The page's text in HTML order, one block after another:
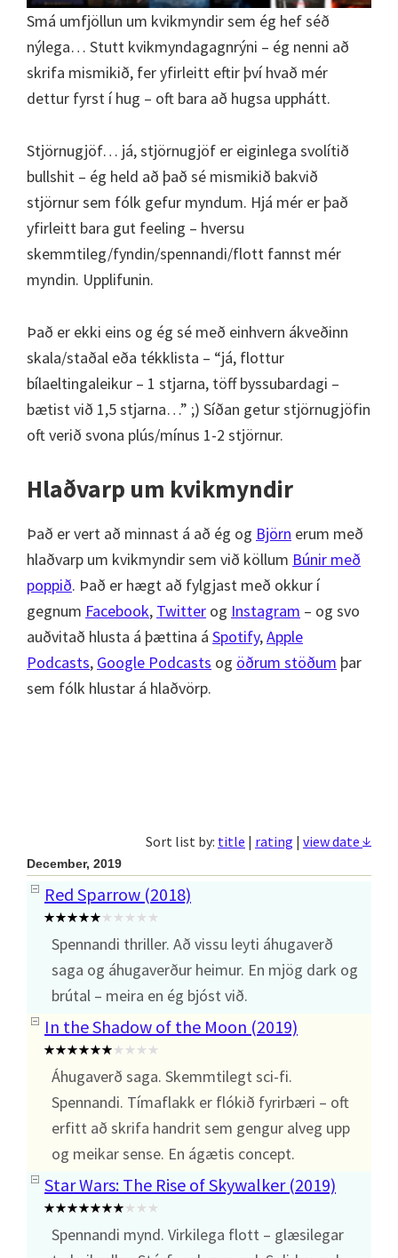
Smá umfjöllun um kvikmyndir sem ég hef séð
nýlega… Stutt kvikmyndagagnrýni – ég nenni að
skrifa mismikið, fer yfirleitt eftir því hvað mér
dettur fyrst í hug – oft bara að hugsa upphátt.
Stjörnugjöf… já, stjörnugjöf er eiginlega svolítið
bullshit – ég held að það sé mismikið bakvið
stjörnur sem fólk gefur myndum. Hjá mér er það
yfirleitt bara gut feeling – hversu
skemmtileg/fyndin/spennandi/flott fannst mér
myndin. Upplifunin.
Það er ekki eins og ég sé með einhvern ákveðinn
skala/staðal eða tékklista – “já, flottur
bílaeltingaleikur – 1 stjarna, töff byssubardagi –
bætist við 1,5 stjarna…” ;) Síðan getur stjörnugjöfin
oft verið svona plús/mínus 1-2 stjörnur.
Hlaðvarp um kvikmyndir
Það er vert að minnast á að ég og Björn erum með
hlaðvarp um kvikmyndir sem við köllum Búnir með
poppið. Það er hægt að fylgjast með okkur í
gegnum Facebook, Twitter og Instagram – og svo
auðvitað hlusta á þættina á Spotify,Apple
Podcasts, Google Podcasts og öðrum stöðum þar
sem fólk hlustar á hlaðvörp.
Sort list by: title | rating | view date ↓
December, 2019
Red Sparrow (2018)
Spennandi thriller. Að vissu leyti áhugaverð
saga og áhugaverður heimur. En mjög dark og
brútal – meira en ég bjóst við.
In the Shadow of the Moon (2019)
Áhugaverð saga. Skemmtilegt sci-fi.
Spennandi. Tímaflakk er flókið fyrirbæri – oft
erfitt að skrifa handrit sem gengur alveg upp
og meikar sense. En ágætis concept.
Star Wars: The Rise of Skywalker (2019)
Spennandi mynd. Virkilega flott – glæsilegar